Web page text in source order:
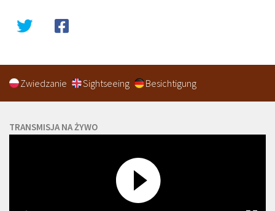
Zwiedzanie Sightseeing Besichtigung
TRANSMISJA NA ŻYWO